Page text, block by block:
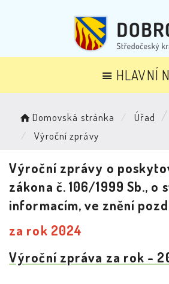
HLAVNÍ
Domovská stránka Úřad
Výroční zprávy
Výroční zprávy o
zákona č. 106/1999 Sb.,
informacím, ve znění
za rok 2024
Výroční zpráva za rok -